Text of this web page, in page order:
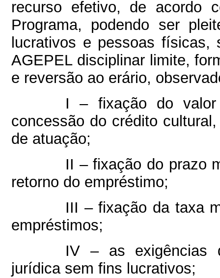
recurso efetivo, de acordo
Programa, podendo ser
lucrativos e pessoas físicas,
AGEPEL disciplinar limite,
e reversão ao erário,
I – fixação do
concessão do crédito
de atuação;
II – fixação do prazo
retorno do empréstimo;
III – fixação da taxa
empréstimos;
IV – as exigências
jurídica sem fins lucrativos;